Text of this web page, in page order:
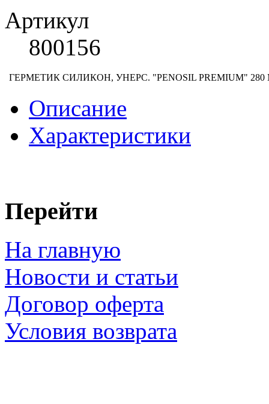
Артикул
800156
ГЕРМЕТИК СИЛИКОН, УНЕРС. "PENOSIL PREMIUM"
Описание
Характеристики
Перейти
На главную
Новости и статьи
Договор оферта
Условия возврата